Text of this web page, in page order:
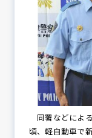
同署などによ
頃、軽自動車で